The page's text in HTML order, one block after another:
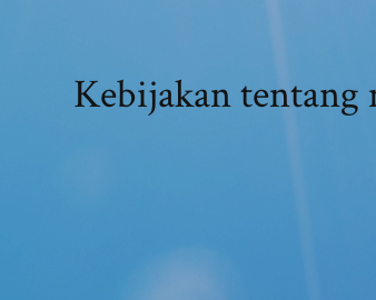
Kebijakan tentang